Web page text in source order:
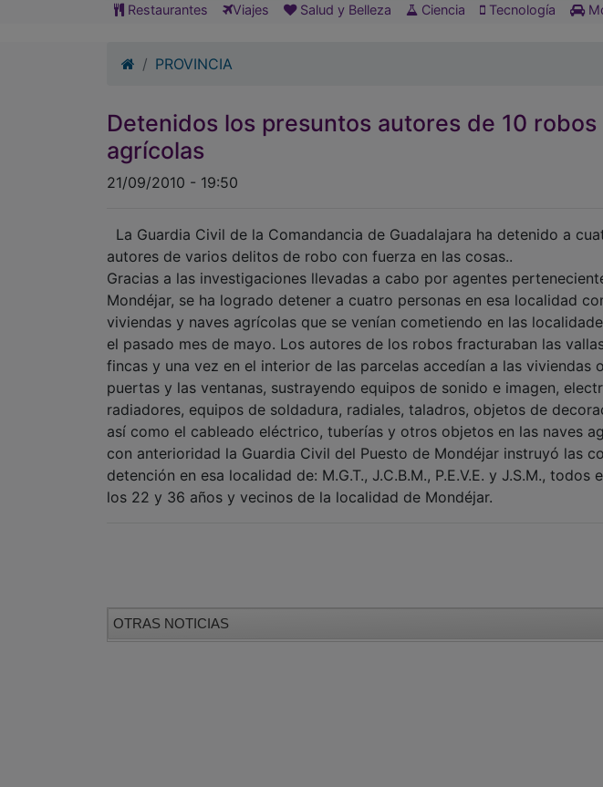
Restaurantes Viajes Salud y Belleza Ciencia Tecnología
PROVINCIA
Detenidos los presuntos autores de 10
agrícolas
21/09/2010 - 19:50
La Guardia Civil de la Comandancia de Guadalajara ha detenido a
autores de varios delitos de robo con fuerza en las cosas..
Gracias a las investigaciones llevadas a cabo por agentes
Mondéjar, se ha logrado detener a cuatro personas en esa localidad
viviendas y naves agrícolas que se venían cometiendo en las
el pasado mes de mayo. Los autores de los robos fracturaban las
fincas y una vez en el interior de las parcelas accedían a las viviendas
puertas y las ventanas, sustrayendo equipos de sonido e imagen,
radiadores, equipos de soldadura, radiales, taladros, objetos de
así como el cableado eléctrico, tuberías y otros objetos en las naves
con anterioridad la Guardia Civil del Puesto de Mondéjar instruyó las
detención en esa localidad de: M.G.T., J.C.B.M., P.E.V.E. y J.S.M.,
los 22 y 36 años y vecinos de la localidad de Mondéjar.
OTRAS NOTICIAS